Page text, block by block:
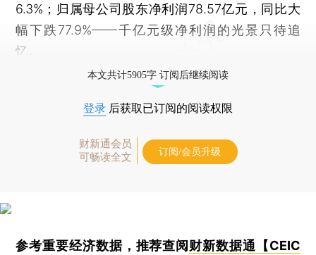
6.3%；归属母公司股东净利润78.57亿元，同比大
幅下跌77.9%——千亿元级净利润的光景只待追
忆。
本文共计5905字 订阅后继续阅读
登录 后获取已订阅的阅读权限
财新通会员
可畅读全文
订阅/会员升级
参考重要经济数据，推荐查阅 财新数据通【CEIC